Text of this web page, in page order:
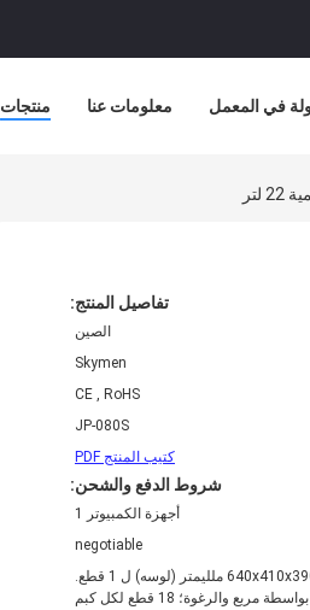
منتجات معلومات عنا في المعمل
تفاصيل المنتج:
الصين
Skymen
CE , RoHS
JP-080S
كتيب المنتج PDF
شروط الدفع والشحن:
أجهزة الكمبيوتر 1
negotiable
التعبئة الحجم: 640x410x390 ملليمتر (لوسه) ل 1 قطع.
مربع والرغوة؛ 18 قطع لكل كبم